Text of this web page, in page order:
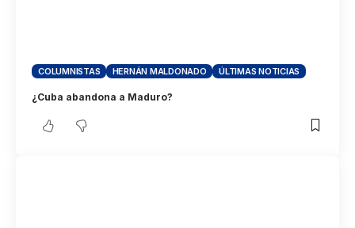
COLUMNISTAS HERNÁN MALDONADO ÚLTIMAS NOTICIAS
¿Cuba abandona a Maduro?